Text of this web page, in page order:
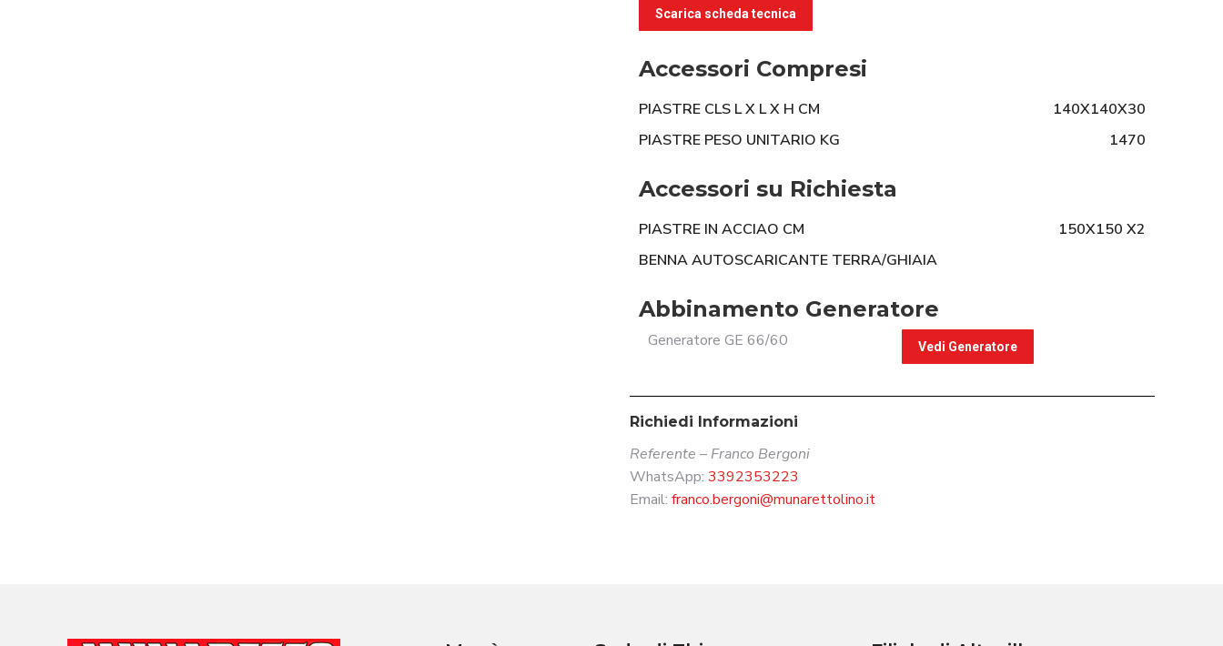
Scarica scheda tecnica
Accessori Compresi
PIASTRE CLS L X L X H CM
140X140X30
PIASTRE PESO UNITARIO KG
1470
Accessori su Richiesta
PIASTRE IN ACCIAO CM
150X150 X2
BENNA AUTOSCARICANTE TERRA/GHIAIA
Abbinamento Generatore
Generatore GE 66/60 Vedi Generatore
Richiedi Informazioni
Referente – Franco Bergoni
WhatsApp: 3392353223
Email: franco.bergoni@munarettolino.it